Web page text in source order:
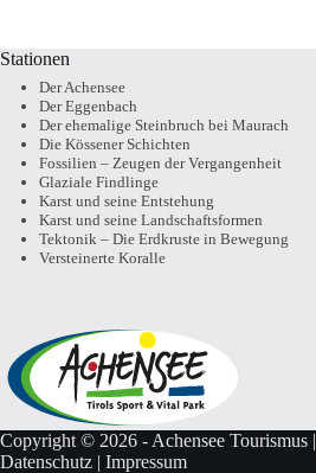
Stationen
Der Achensee
Der Eggenbach
Der ehemalige Steinbruch bei Maurach
Die Kössener Schichten
Fossilien – Zeugen der Vergangenheit
Glaziale Findlinge
Karst und seine Entstehung
Karst und seine Landschaftsformen
Tektonik – Die Erdkruste in Bewegung
Versteinerte Koralle
Copyright © 2026 - Achensee Tourismus |
Datenschutz | Impressum